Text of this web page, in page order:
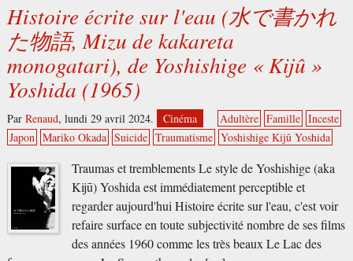
Histoire écrite sur l'eau (水で書かれ
た物語, Mizu de kakareta
monogatari), de Yoshishige « Kijû »
Yoshida (1965)
Par Renaud, lundi 29 avril 2024. Cinéma Adultère Famille Inceste
Japon Mariko Okada Suicide Traumatisme Yoshishige Kijû Yoshida
Traumas et tremblements Le style de Yoshishige (aka
Kijū) Yoshida est immédiatement perceptible et
regarder aujourd'hui Histoire écrite sur l'eau, c'est voir
refaire surface en toute subjectivité nombre de ses films
des années 1960 comme les très beaux Le Lac des